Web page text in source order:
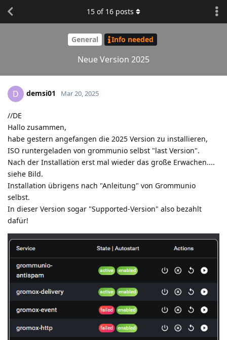
General Info needed
Neue Version 2025
15 of 16 posts
D demsi01 Mar 20, 2025
//DE
Hallo zusammen,
habe gestern angefangen die 2025 Version zu installieren,
ISO runtergeladen von grommunio selbst "last Version".
Nach der Installation erst mal wieder das große Erwachen....
siehe Bild.
Installation übrigens nach "Anleitung" von Grommunio
selbst.
In dieser Version sogar "Supported-Version" also bezahlt
dafür!